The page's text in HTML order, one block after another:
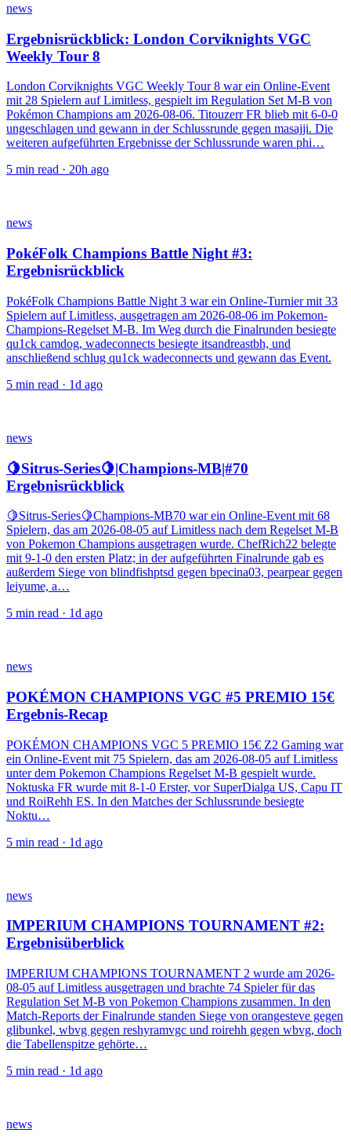
news
Ergebnisrückblick: London Corviknights VGC
Weekly Tour 8
London Corviknights VGC Weekly Tour 8 war ein Online-Event
mit 28 Spielern auf Limitless, gespielt im Regulation Set M-B von
Pokémon Champions am 2026-08-06. Titouzerr FR blieb mit 6-0-0
ungeschlagen und gewann in der Schlussrunde gegen masajji. Die
weiteren aufgeführten Ergebnisse der Schlussrunde waren phi…
5 min read · 20h ago
news
PokéFolk Champions Battle Night #3:
Ergebnisrückblick
PokéFolk Champions Battle Night 3 war ein Online-Turnier mit 33
Spielern auf Limitless, ausgetragen am 2026-08-06 im Pokemon-
Champions-Regelset M-B. Im Weg durch die Finalrunden besiegte
qu1ck camdog, wadeconnects besiegte itsandreastbh, und
anschließend schlug qu1ck wadeconnects und gewann das Event.
5 min read · 1d ago
news
🍋Sitrus-Series🍋|Champions-MB|#70
Ergebnisrückblick
🍋Sitrus-Series🍋Champions-MB70 war ein Online-Event mit 68
Spielern, das am 2026-08-05 auf Limitless nach dem Regelset M-B
von Pokemon Champions ausgetragen wurde. ChefRich22 belegte
mit 9-1-0 den ersten Platz; in der aufgeführten Finalrunde gab es
außerdem Siege von blindfishptsd gegen bpecina03, pearpear gegen
leiyume, a…
5 min read · 1d ago
news
POKÉMON CHAMPIONS VGC #5 PREMIO 15€
Ergebnis-Recap
POKÉMON CHAMPIONS VGC 5 PREMIO 15€ Z2 Gaming war
ein Online-Event mit 75 Spielern, das am 2026-08-05 auf Limitless
unter dem Pokemon Champions Regelset M-B gespielt wurde.
Noktuska FR wurde mit 8-1-0 Erster, vor SuperDialga US, Capu IT
und RoiRehh ES. In den Matches der Schlussrunde besiegte
Noktu…
5 min read · 1d ago
news
IMPERIUM CHAMPIONS TOURNAMENT #2:
Ergebnisüberblick
IMPERIUM CHAMPIONS TOURNAMENT 2 wurde am 2026-
08-05 auf Limitless ausgetragen und brachte 74 Spieler für das
Regulation Set M-B von Pokemon Champions zusammen. In den
Match-Reports der Finalrunde standen Siege von orangesteve gegen
glibunkel, wbvg gegen reshyramvgc und roirehh gegen wbvg, doch
die Tabellenspitze gehörte…
5 min read · 1d ago
news